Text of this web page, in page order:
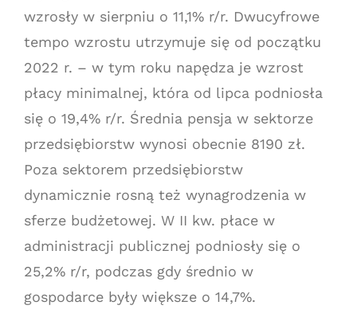
wzrosły w sierpniu o 11,1% r/r. Dwucyfrowe
tempo wzrostu utrzymuje się od początku
2022 r. – w tym roku napędza je wzrost
płacy minimalnej, która od lipca podniosła
się o 19,4% r/r. Średnia pensja w sektorze
przedsiębiorstw wynosi obecnie 8190 zł.
Poza sektorem przedsiębiorstw
dynamicznie rosną też wynagrodzenia w
sferze budżetowej. W II kw. płace w
administracji publicznej podniosły się o
25,2% r/r, podczas gdy średnio w
gospodarce były większe o 14,7%.